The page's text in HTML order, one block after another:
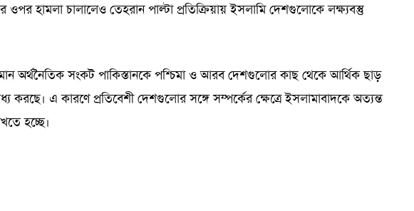
হামলা চালালেও তেহরান পাল্টা প্রতিক্রিয়ায় ইসলামি দেশগুলোকে লক্ষ্যবস্তু
অর্থনৈতিক সংকট পাকিস্তানকে পশ্চিমা ও আরব দেশগুলোর কাছ থেকে আর্থিক ছাড়
এ কারণে প্রতিবেশী দেশগুলোর সঙ্গে সম্পর্কের ক্ষেত্রে ইসলামাবাদকে অত্যন্ত
হচ্ছে।